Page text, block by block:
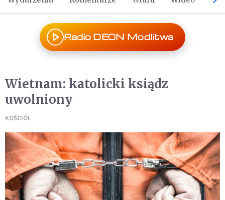
Radio DEON Modlitwa
Wietnam: katolicki ksiądz
uwolniony
KOŚCIÓŁ